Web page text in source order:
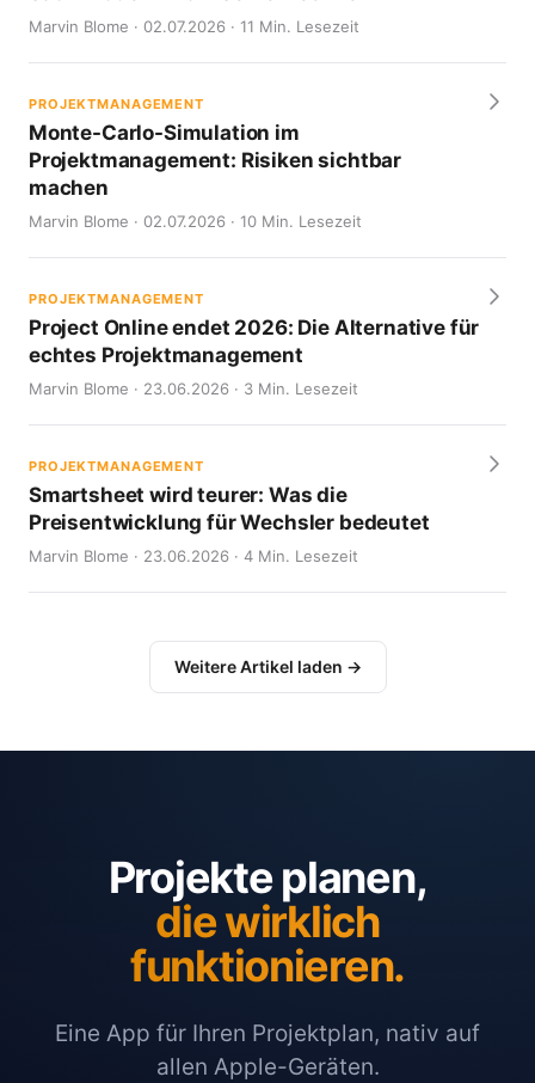
Marvin Blome · 02.07.2026 · 11 Min. Lesezeit
PROJEKTMANAGEMENT
Monte-Carlo-Simulation im
Projektmanagement: Risiken sichtbar
machen
Marvin Blome · 02.07.2026 · 10 Min. Lesezeit
PROJEKTMANAGEMENT
Project Online endet 2026: Die Alternative für
echtes Projektmanagement
Marvin Blome · 23.06.2026 · 3 Min. Lesezeit
PROJEKTMANAGEMENT
Smartsheet wird teurer: Was die
Preisentwicklung für Wechsler bedeutet
Marvin Blome · 23.06.2026 · 4 Min. Lesezeit
Weitere Artikel laden →
Projekte planen,
die wirklich
funktionieren.
Eine App für Ihren Projektplan, nativ auf
allen Apple-Geräten.